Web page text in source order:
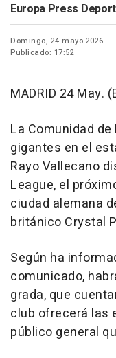
Europa Press
Domingo, 24 mayo 2026
Publicado: 17:52
MADRID 24 May.
La Comunidad
gigantes en el
Rayo Vallecano
League, el
ciudad alemana
británico Crystal
Según ha
comunicado,
grada, que
club ofrecerá las
público general